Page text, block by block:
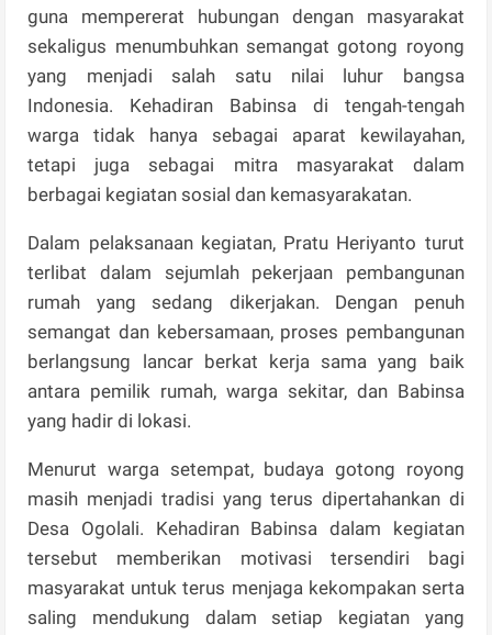
guna mempererat hubungan dengan masyarakat
sekaligus menumbuhkan semangat gotong royong
yang menjadi salah satu nilai luhur bangsa
Indonesia. Kehadiran Babinsa di tengah-tengah
warga tidak hanya sebagai aparat kewilayahan,
tetapi juga sebagai mitra masyarakat dalam
berbagai kegiatan sosial dan kemasyarakatan.
Dalam pelaksanaan kegiatan, Pratu Heriyanto turut
terlibat dalam sejumlah pekerjaan pembangunan
rumah yang sedang dikerjakan. Dengan penuh
semangat dan kebersamaan, proses pembangunan
berlangsung lancar berkat kerja sama yang baik
antara pemilik rumah, warga sekitar, dan Babinsa
yang hadir di lokasi.
Menurut warga setempat, budaya gotong royong
masih menjadi tradisi yang terus dipertahankan di
Desa Ogolali. Kehadiran Babinsa dalam kegiatan
tersebut memberikan motivasi tersendiri bagi
masyarakat untuk terus menjaga kekompakan serta
saling mendukung dalam setiap kegiatan yang